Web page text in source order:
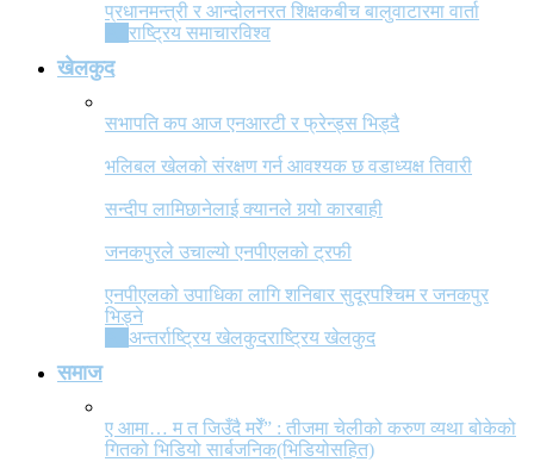
प्रधानमन्त्री र आन्दोलनरत शिक्षकबीच बालुवाटारमा वार्ता
राष्ट्रिय समाचारविश्व
खेलकुद
सभापति कप आज एनआरटी र फ्रेन्ड्स भिड्दै
भलिबल खेलको संरक्षण गर्न आवश्यक छ वडाध्यक्ष तिवारी
सन्दीप लामिछानेलाई क्यानले गर्‍यो कारबाही
जनकपुरले उचाल्यो एनपीएलको ट्रफी
एनपीएलको उपाधिका लागि शनिबार सुदूरपश्चिम र जनकपुर
भिड्ने
अन्तर्राष्ट्रिय खेलकुदराष्ट्रिय खेलकुद
समाज
ए आमा… म त जिउँदै मरेँ” : तीजमा चेलीको करुण व्यथा बोकेको
गितको भिडियो सार्बजनिक(भिडियोसहित)